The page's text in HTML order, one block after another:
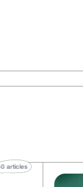
40articles